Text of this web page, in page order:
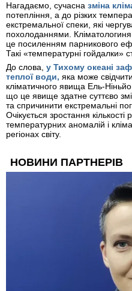
Нагадаємо, сучасна зміна
потепління, а до різких
екстремальної спеки, які
похолоданнями.
це посиленням парникового
Такі «температурні гойдалки»
До слова, у Тихому океані
теплої води, яка може
кліматичного явища Ель-
що це явище здатне суттєво
та спричинити екстремальні
Очікується зростання
температурних аномалій і
регіонах світу.